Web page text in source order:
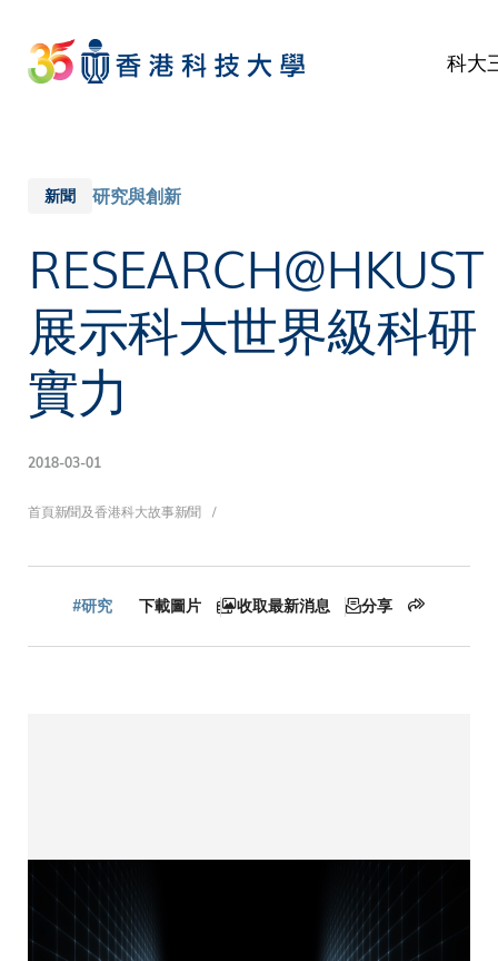
main
content
科大
新聞 研究與創新
RESEARCH@HKUST
展示科大世界級科研
實力
2018-03-01
導
航
首頁新聞及香港科大故事新聞
#研究 下載圖片 收取最新消息 分享